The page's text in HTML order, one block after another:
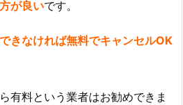
が良いです。
きなければ無料でキャンセルOK
有料という業者はお勧めできま